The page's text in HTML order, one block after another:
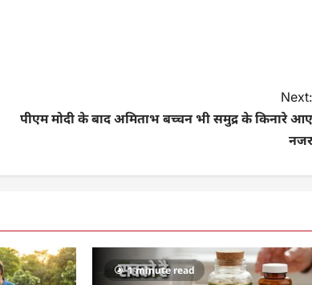
Next:
पीएम मोदी के बाद अमिताभ बच्चन भी समुद्र के किनारे आए
नजर
1 minute read